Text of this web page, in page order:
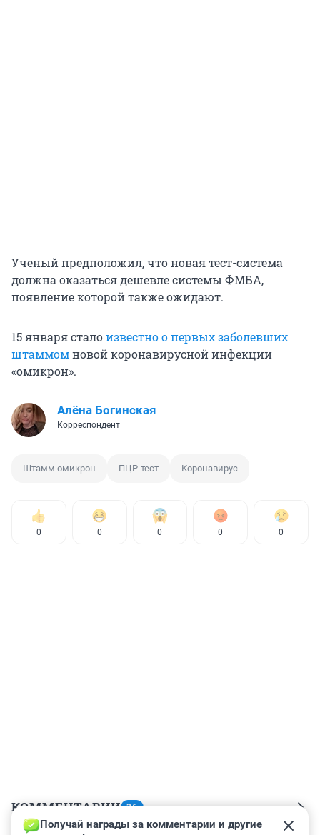
Ученый предположил, что новая тест-система
должна оказаться дешевле системы ФМБА,
появление которой также ожидают.
15 января сталоизвестно о первых заболевших
штаммомновой коронавирусной инфекции
«омикрон».
Алёна Богинская
Корреспондент
Штамм омикрон ПЦР-тест Коронавирус
0 0 0 0 0
КОММЕНТАРИИ 36
Получай награды за комментарии и другие